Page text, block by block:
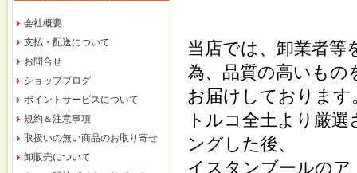
会社概要
支払・配送について
お問合せ
ショップブログ
ポイントサービスについて
規約＆注意事項
取扱いの無い商品のお取り寄せ
卸販売について
当店では、卸業者等
為、品質の高いもの
お届けしております
トルコ全土より厳
ングした後、
イスタンブールの